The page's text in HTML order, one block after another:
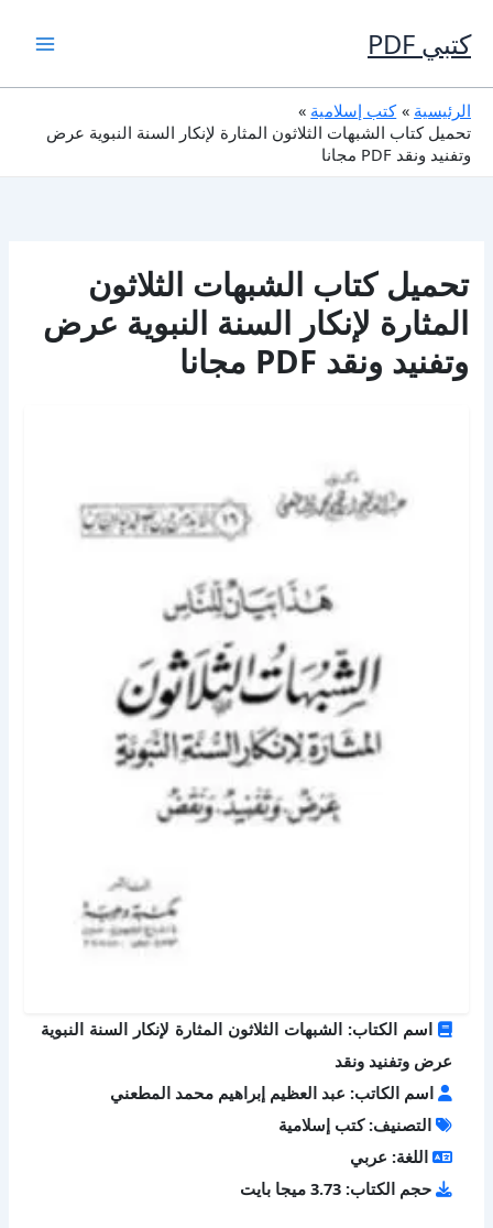
إلى
المحتوى
كتبي PDF
الرئيسية
كتب إسلامية
تحميل كتاب الشبهات الثلاثون المثارة لإنكار السنة النبوية عرض
وتفنيد ونقد PDF مجانا
تحميل كتاب الشبهات الثلاثون
المثارة لإنكار السنة النبوية عرض
وتفنيد ونقد PDF مجانا
اسم الكتاب: الشبهات الثلاثون المثارة لإنكار السنة النبوية
عرض وتفنيد ونقد
اسم الكاتب: عبد العظيم إبراهيم محمد المطعني
التصنيف: كتب إسلامية
اللغة: عربي
حجم الكتاب: 3.73 ميجا بايت